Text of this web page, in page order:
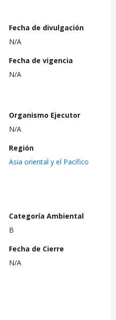
Fecha de divulgación
N/A
Fecha de vigencia
N/A
Organismo Ejecutor
N/A
Región
Asia oriental y el Pacífico
Categoría Ambiental
B
Fecha de Cierre
N/A